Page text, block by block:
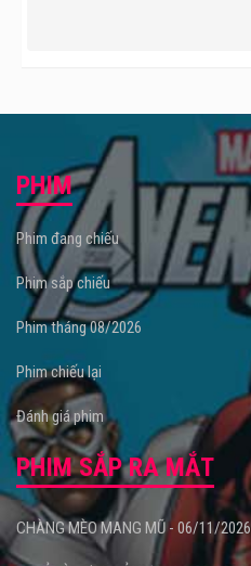
PHIM
Phim đang chiếu
Phim sắp chiếu
Phim tháng 08/2026
Phim chiếu lại
Đánh giá phim
PHIM SẮP RA MẮT
CHÀNG MÈO MANG MŨ - 06/11/2026